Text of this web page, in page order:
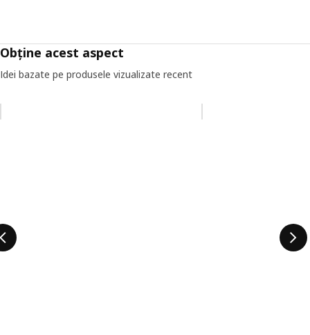
Obține acest aspect
Idei bazate pe produsele vizualizate recent